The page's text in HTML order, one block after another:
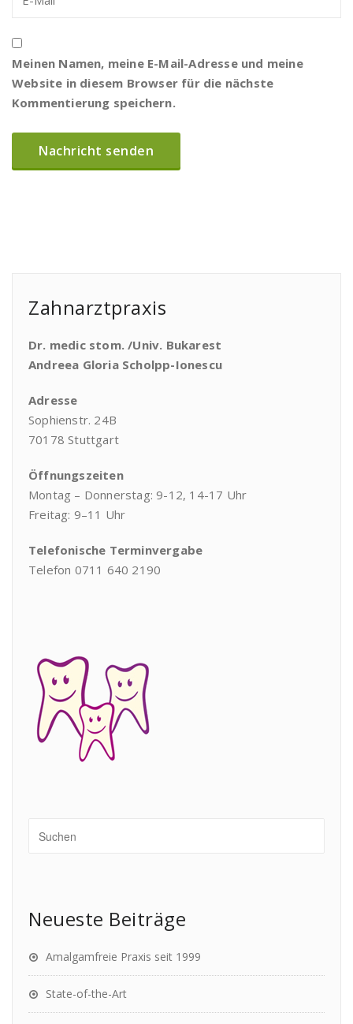
Meinen Namen, meine E-Mail-Adresse und meine
Website in diesem Browser für die nächste
Kommentierung speichern.
Zahnarztpraxis
Dr. medic stom. /Univ. Bukarest
Andreea Gloria Scholpp-Ionescu
Adresse
Sophienstr. 24B
70178 Stuttgart
Öffnungszeiten
Montag – Donnerstag: 9-12, 14-17 Uhr
Freitag: 9–11 Uhr
Telefonische Terminvergabe
Telefon 0711 640 2190
Neueste Beiträge
Amalgamfreie Praxis seit 1999
State-of-the-Art